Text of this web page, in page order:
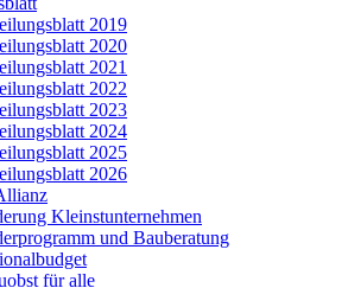
2019
2020
2021
2022
2023
2024
2025
2026
Kleinstunternehmen
und Bauberatung
für alle